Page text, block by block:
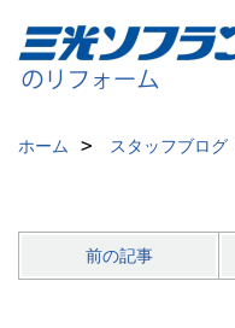
ホーム スタッフブログ
前の記事